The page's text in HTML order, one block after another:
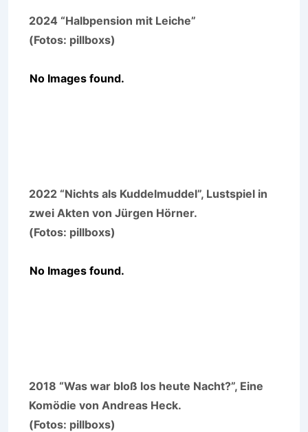
2024 “Halbpension mit Leiche”
(Fotos: pillboxs)
No Images found.
2022 “Nichts als Kuddelmuddel”, Lustspiel in
zwei Akten von Jürgen Hörner.
(Fotos: pillboxs)
No Images found.
2018 “Was war bloß los heute Nacht?”, Eine
Komödie von Andreas Heck.
(Fotos: pillboxs)